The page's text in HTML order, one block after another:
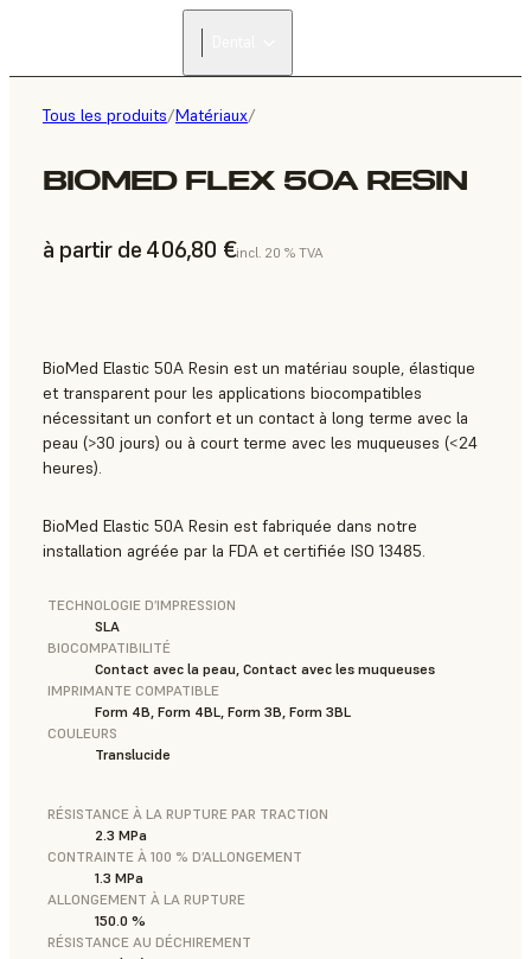
Tous les produits/Matériaux/
BIOMED FLEX 50A RESIN
à partir de 406,80 €incl. 20 % TVA
BioMed Elastic 50A Resin est un matériau souple, élastique
et transparent pour les applications biocompatibles
nécessitant un confort et un contact à long terme avec la
peau (>30 jours) ou à court terme avec les muqueuses (<24
heures).
BioMed Elastic 50A Resin est fabriquée dans notre
installation agréée par la FDA et certifiée ISO 13485.
TECHNOLOGIE D’IMPRESSION
SLA
BIOCOMPATIBILITÉ
Contact avec la peau, Contact avec les muqueuses
IMPRIMANTE COMPATIBLE
Form 4B, Form 4BL, Form 3B, Form 3BL
COULEURS
Translucide
RÉSISTANCE À LA RUPTURE PAR TRACTION
2.3 MPa
CONTRAINTE À 100 % D’ALLONGEMENT
1.3 MPa
ALLONGEMENT À LA RUPTURE
150.0 %
RÉSISTANCE AU DÉCHIREMENT